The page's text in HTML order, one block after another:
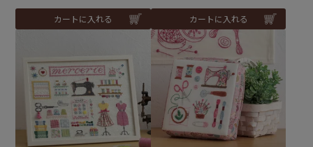
カートに入れる カートに入れる